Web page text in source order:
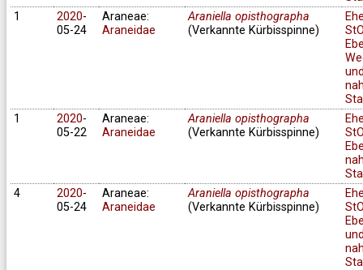
1
2020-
05-24
Araneae:
Araneidae
Araniella opisthographa
(Verkannte Kürbisspinne)
1
2020-
05-22
Araneae:
Araneidae
Araniella opisthographa
(Verkannte Kürbisspinne)
4
2020-
05-24
Araneae:
Araneidae
Araniella opisthographa
(Verkannte Kürbisspinne)